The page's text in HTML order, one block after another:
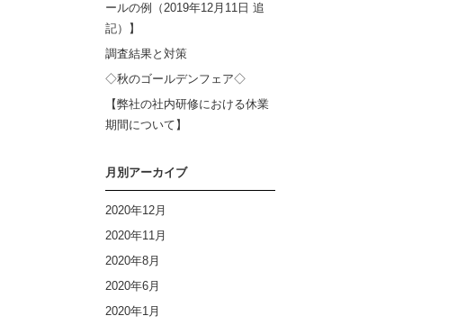
ールの例（2019年12月11日 追
記）】
調査結果と対策
◇秋のゴールデンフェア◇
【弊社の社内研修における休業
期間について】
月別アーカイブ
2020年12月
2020年11月
2020年8月
2020年6月
2020年1月